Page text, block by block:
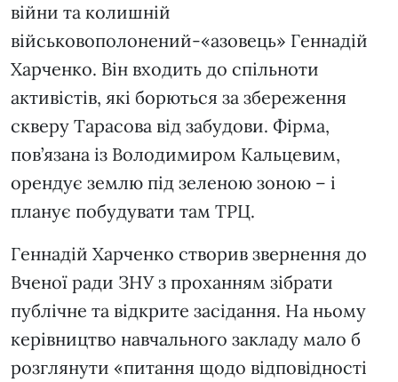
війни та колишній
військовополонений-«азовець» Геннадій
Харченко. Він входить до спільноти
активістів, які борються за збереження
скверу Тарасова від забудови. Фірма,
пов’язана із Володимиром Кальцевим,
орендує землю під зеленою зоною – і
планує побудувати там ТРЦ.
Геннадій Харченко створив звернення до
Вченої ради ЗНУ з проханням зібрати
публічне та відкрите засідання. На ньому
керівництво навчального закладу мало б
розглянути «питання щодо відповідності